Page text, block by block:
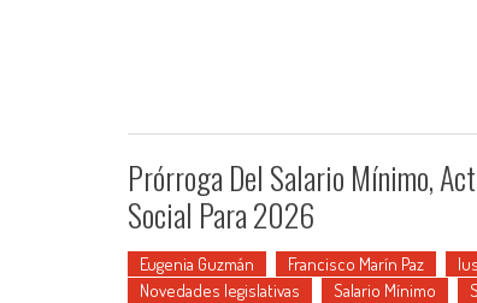
Prórroga Del Salario Mínimo,
Social Para 2026
Eugenia Guzmán Francisco Marín Paz
Novedades legislativas
Salario Mínimo